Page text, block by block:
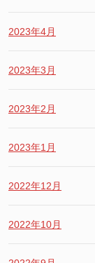
2023年4月
2023年3月
2023年2月
2023年1月
2022年12月
2022年10月